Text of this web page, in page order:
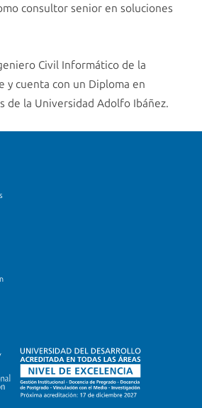
consultor senior en soluciones
Civil Informático de la
y cuenta con un Diploma en
de la Universidad Adolfo Ibáñez.